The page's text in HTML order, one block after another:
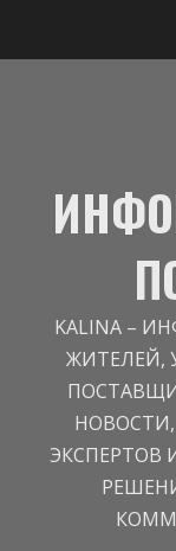
KALINA –
ЖИТЕЛЕЙ,
ЭКСПЕРТОВ